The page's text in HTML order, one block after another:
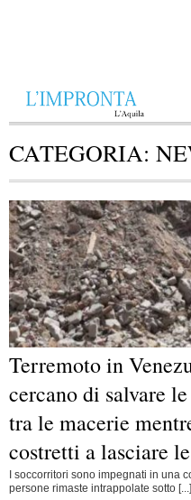
CATEGORIA:
Terremoto in
cercano di salvare
tra le macerie
costretti a lasciare
I soccorritori sono impegnati in una
persone rimaste intrappolate sotto [...]